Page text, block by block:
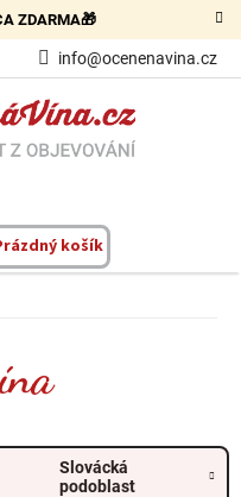
ZDARMA🎁
info@ocenenavina.cz
košík
Slovácká
podoblast